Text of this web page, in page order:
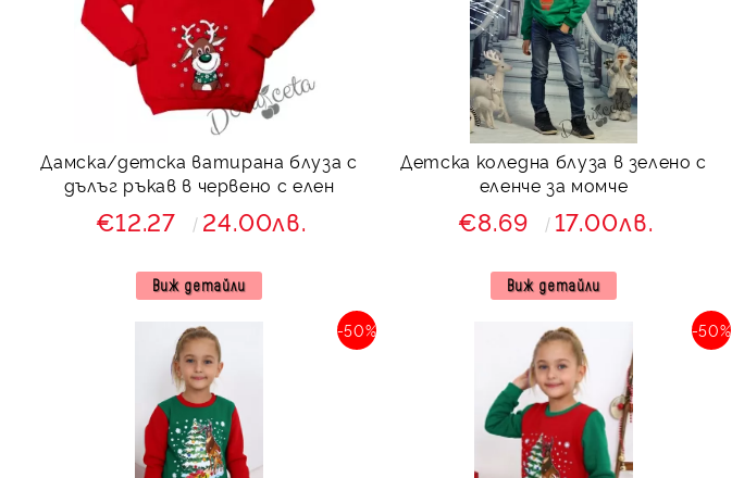
Дамска/детска ватирана блуза с
дълъг ръкав в червено с елен
€12.27 24.00лв.
Виж детайли
Детска коледна блуза в зелено с
еленче за момче
€8.69 17.00лв.
Виж детайли
-50% -50%